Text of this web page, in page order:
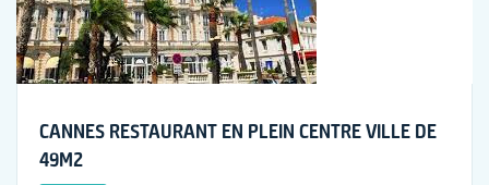
CANNES RESTAURANT EN PLEIN CENTRE VILLE DE
49M2